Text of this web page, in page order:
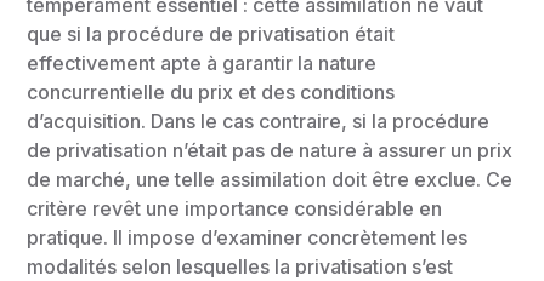
que si la procédure de privatisation était
effectivement apte à garantir la nature
concurrentielle du prix et des conditions
d’acquisition. Dans le cas contraire, si la procédure
de privatisation n’était pas de nature à assurer un prix
de marché, une telle assimilation doit être exclue. Ce
critère revêt une importance considérable en
pratique. Il impose d’examiner concrètement les
modalités selon lesquelles la privatisation s’est